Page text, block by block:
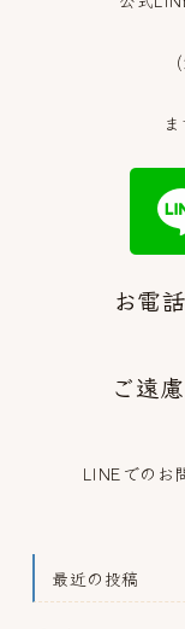
お電
ご遠
LINEでのお
最近の投稿